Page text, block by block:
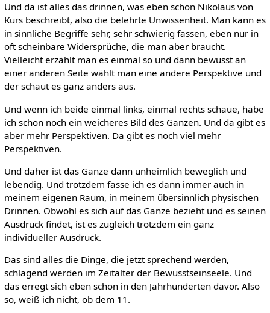
Und da ist alles das drinnen, was eben schon Nikolaus von
Kurs beschreibt, also die belehrte Unwissenheit. Man kann es
in sinnliche Begriffe sehr, sehr schwierig fassen, eben nur in
oft scheinbare Widersprüche, die man aber braucht.
Vielleicht erzählt man es einmal so und dann bewusst an
einer anderen Seite wählt man eine andere Perspektive und
der schaut es ganz anders aus.
Und wenn ich beide einmal links, einmal rechts schaue, habe
ich schon noch ein weicheres Bild des Ganzen. Und da gibt es
aber mehr Perspektiven. Da gibt es noch viel mehr
Perspektiven.
Und daher ist das Ganze dann unheimlich beweglich und
lebendig. Und trotzdem fasse ich es dann immer auch in
meinem eigenen Raum, in meinem übersinnlich physischen
Drinnen. Obwohl es sich auf das Ganze bezieht und es seinen
Ausdruck findet, ist es zugleich trotzdem ein ganz
individueller Ausdruck.
Das sind alles die Dinge, die jetzt sprechend werden,
schlagend werden im Zeitalter der Bewusstseinseele. Und
das erregt sich eben schon in den Jahrhunderten davor. Also
so, weiß ich nicht, ob dem 11.